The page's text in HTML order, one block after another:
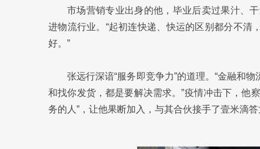
市场营销专业出身的他，毕业后卖过果汁、
进物流行业。“起初连快递、快运的区别都分不清
好。”
张远行深谙“服务即竞争力”的道理。“金融和
和找你发货，都是要解决需求。”疫情冲击下，他
务的人”，让他果断加入，与其合伙接手了壹米滴答